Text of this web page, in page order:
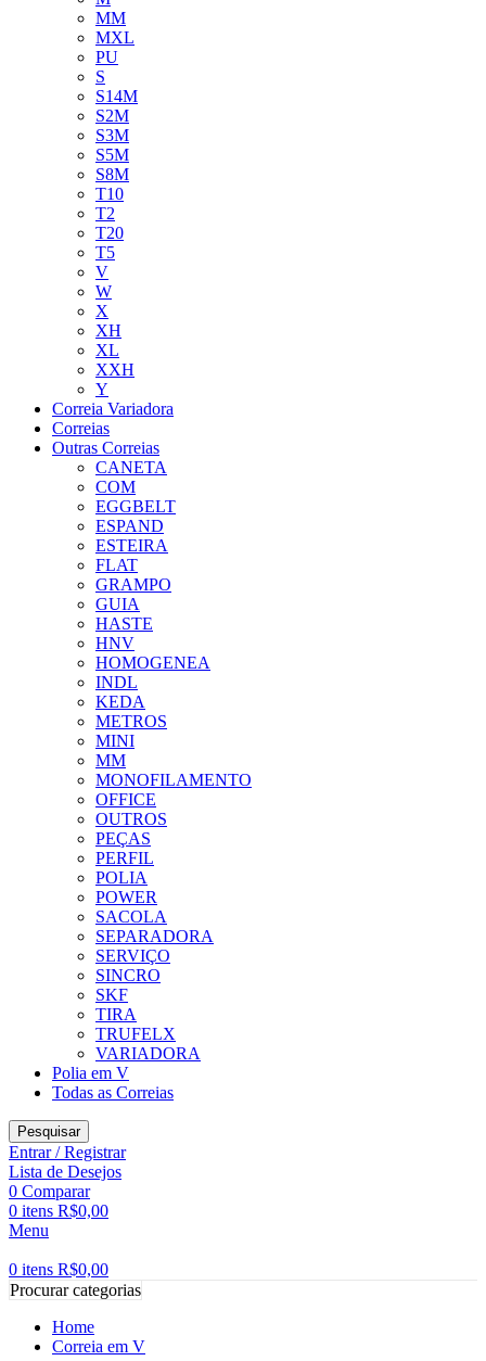
MM
MXL
PU
S
S14M
S2M
S3M
S5M
S8M
T10
T2
T20
T5
V
W
X
XH
XL
XXH
Y
Correia Variadora
Correias
Outras Correias
CANETA
COM
EGGBELT
ESPAND
ESTEIRA
FLAT
GRAMPO
GUIA
HASTE
HNV
HOMOGENEA
INDL
KEDA
METROS
MINI
MM
MONOFILAMENTO
OFFICE
OUTROS
PEÇAS
PERFIL
POLIA
POWER
SACOLA
SEPARADORA
SERVIÇO
SINCRO
SKF
TIRA
TRUFELX
VARIADORA
Polia em V
Todas as Correias
Pesquisar
Entrar / Registrar
Lista de Desejos
0 Comparar
0 itens R$0,00
Menu
0 itens R$0,00
Procurar categorias
Home
Correia em V